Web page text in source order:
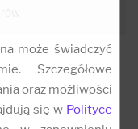
może świadczyć
Szczegółowe
oraz możliwości
się w Polityce